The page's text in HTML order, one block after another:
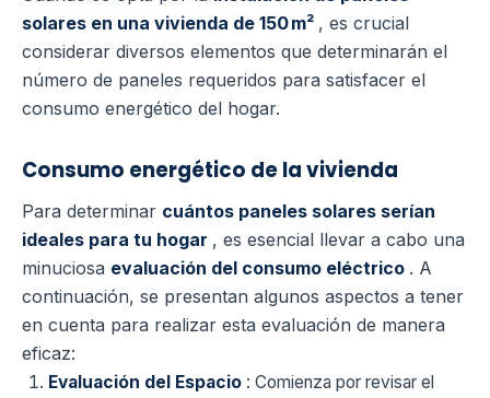
solares en una vivienda de 150 m² , es crucial
considerar diversos elementos que determinarán el
número de paneles requeridos para satisfacer el
consumo energético del hogar.
Consumo energético de la vivienda
Para determinar cuántos paneles solares serían
ideales para tu hogar , es esencial llevar a cabo una
minuciosa evaluación del consumo eléctrico . A
continuación, se presentan algunos aspectos a tener
en cuenta para realizar esta evaluación de manera
eficaz:
Evaluación del Espacio : Comienza por revisar el